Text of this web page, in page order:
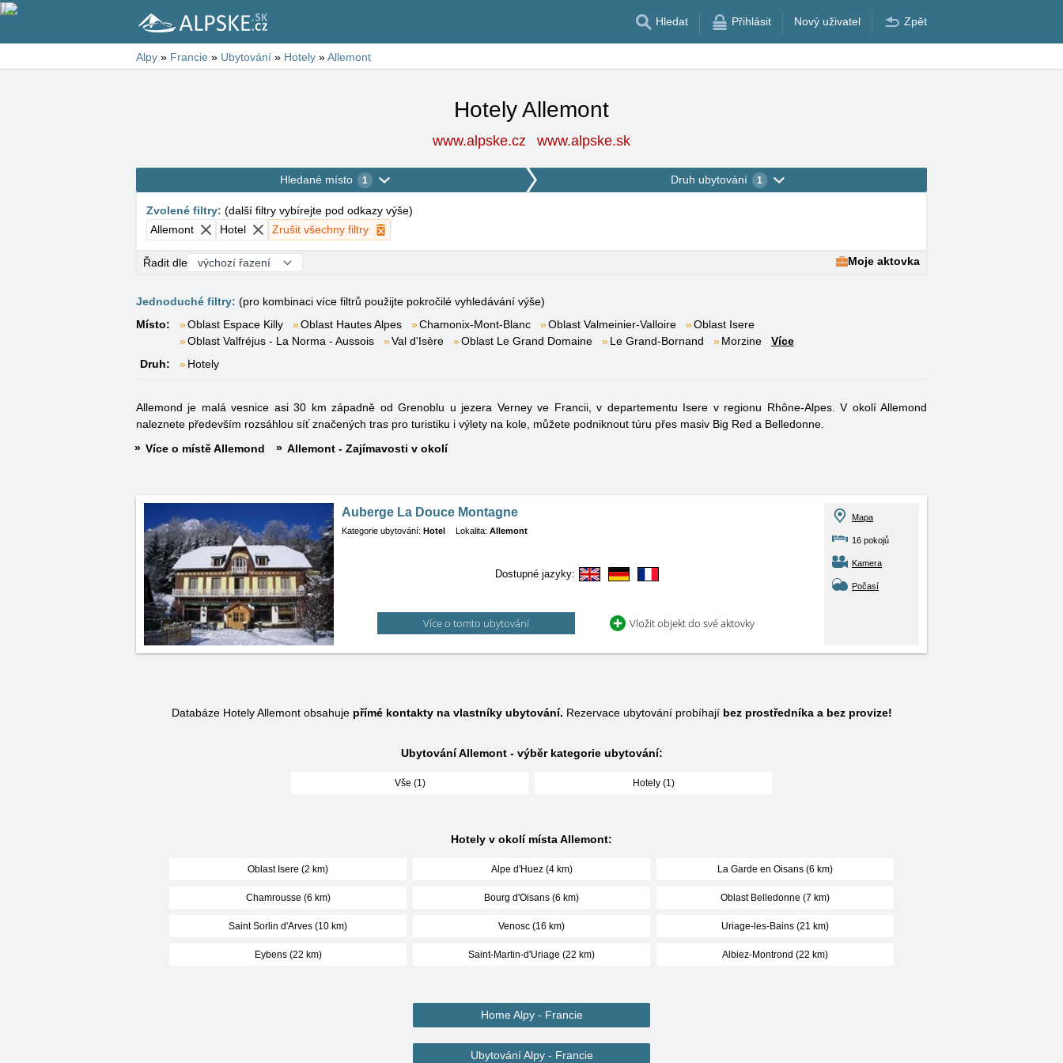
Hledat Přihlásit Nový uživatel Zpět
Alpy » Francie » Ubytování » Hotely »Allemont
Hotely Allemont
www.alpske.cz www.alpske.sk
Hledané místo 1 Druh ubytování 1
Zvolené filtry: (další filtry vybírejte pod odkazy výše)
Allemont
Hotel Zrušit všechny filtry
Řadit dle Moje aktovka
Jednoduché filtry: (pro kombinaci více filtrů použijte pokročilé vyhledávání výše)
Místo:
Oblast Espace Killy Oblast Hautes Alpes Chamonix-Mont-Blanc Oblast Valmeinier-Valloire
Oblast Isere
Oblast Valfréjus - La Norma - Aussois
Val d'Isère Oblast Le Grand Domaine Le Grand-Bornand Morzine
Více
Druh:
Hotely
Allemond je malá vesnice asi 30 km západně od Grenoblu u jezera Verney ve Francii, v departementu Isere v regionu Rhône-Alpes. V okolí Allemond
naleznete především rozsáhlou síť značených tras pro turistiku i výlety na kole, můžete podniknout túru přes masiv Big Red a Belledonne.
Více o místě Allemond
Allemont - Zajímavosti v okolí
Auberge La Douce Montagne
Kategorie ubytování: Hotel Lokalita: Allemont
Dostupné jazyky:
Více o tomto ubytování Vložit objekt do své aktovky
Mapa
16 pokojů
Kamera
Počasí
Databáze Hotely Allemont obsahuje přímé kontakty na vlastníky ubytování. Rezervace ubytování probíhají bez prostředníka a bez provize!
Ubytování Allemont - výběr kategorie ubytování:
Vše (1) Hotely (1)
Hotely v okolí místa Allemont:
Oblast Isere (2 km) Alpe d'Huez (4 km) La Garde en Oisans (6 km)
Chamrousse (6 km) Bourg d'Oisans (6 km) Oblast Belledonne (7 km)
Saint Sorlin d'Arves (10 km) Venosc (16 km) Uriage-les-Bains (21 km)
Eybens (22 km) Saint-Martin-d'Uriage (22 km) Albiez-Montrond (22 km)
Home Alpy - Francie
Ubytování Alpy - Francie